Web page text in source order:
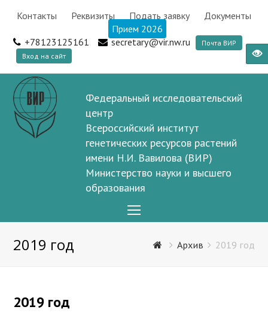
Контакты Реквизиты Подать заявку
Документы
Прием 2026
+78123125161
secretary@vir.nw.ru
Почта ВИР
Вход на сайт
Федеральный исследовательский
центр
Всероссийский институт
генетических ресурсов растений
имени Н.И. Вавилова (ВИР)
Министерство науки и высшего
образования
Menu
2019 год Архив 2019 год
2019 год